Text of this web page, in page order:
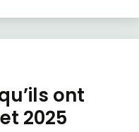
ont
2025